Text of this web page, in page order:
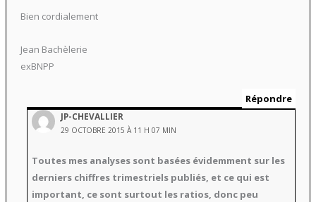
Bien cordialement
Jean Bachèlerie
exBNPP
Répondre
JP-CHEVALLIER
29 OCTOBRE 2015 À 11 H 07 MIN
Toutes mes analyses sont basées évidemment sur les
derniers chiffres trimestriels publiés, et ce qui est
important, ce sont surtout les ratios, donc peu